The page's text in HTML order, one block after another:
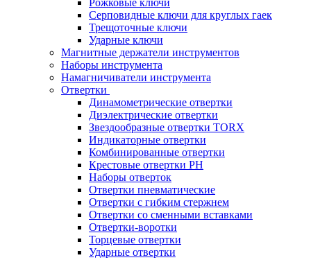
Рожковые ключи
Серповидные ключи для круглых гаек
Трещоточные ключи
Ударные ключи
Магнитные держатели инструментов
Наборы инструмента
Намагничиватели инструмента
Отвертки
Динамометрические отвертки
Диэлектрические отвертки
Звездообразные отвертки TORX
Индикаторные отвертки
Комбинированные отвертки
Крестовые отвертки PH
Наборы отверток
Отвертки пневматические
Отвертки с гибким стержнем
Отвертки со сменными вставками
Отвертки-воротки
Торцевые отвертки
Ударные отвертки